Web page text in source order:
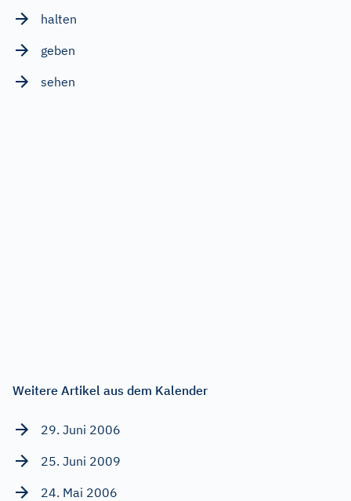
halten
geben
sehen
Weitere Artikel aus dem Kalender
29. Juni 2006
25. Juni 2009
24. Mai 2006